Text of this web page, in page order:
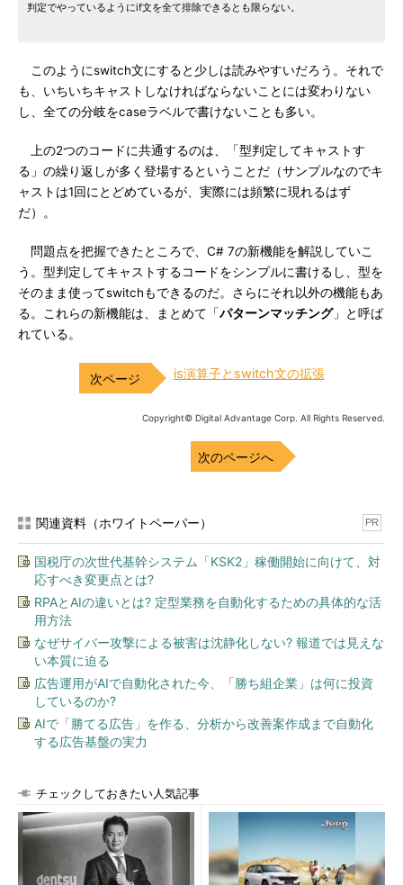
判定でやっているようにif文を全て排除できるとも限らない。
このようにswitch文にすると少しは読みやすいだろう。それで
も、いちいちキャストしなければならないことには変わりない
し、全ての分岐をcaseラベルで書けないことも多い。
上の2つのコードに共通するのは、「型判定してキャストす
る」の繰り返しが多く登場するということだ（サンプルなのでキ
ャストは1回にとどめているが、実際には頻繁に現れるはず
だ）。
問題点を把握できたところで、C# 7の新機能を解説していこ
う。型判定してキャストするコードをシンプルに書けるし、型を
そのまま使ってswitchもできるのだ。さらにそれ以外の機能もあ
る。これらの新機能は、まとめて「パターンマッチング」と呼ば
れている。
is演算子とswitch文の拡張
Copyright© Digital Advantage Corp. All Rights Reserved.
次のページへ
関連資料（ホワイトペーパー） PR
国税庁の次世代基幹システム「KSK2」稼働開始に向けて、対
応すべき変更点とは?
RPAとAIの違いとは? 定型業務を自動化するための具体的な活
用方法
なぜサイバー攻撃による被害は沈静化しない? 報道では見えな
い本質に迫る
広告運用がAIで自動化された今、「勝ち組企業」は何に投資
しているのか?
AIで「勝てる広告」を作る、分析から改善案作成まで自動化
する広告基盤の実力
チェックしておきたい人気記事